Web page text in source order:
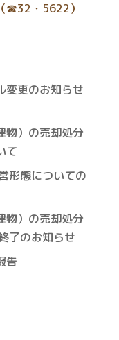
☎32・5622）
変更のお知らせ
物）の売却処分
て
形態についての
物）の売却処分
了のお知らせ
告